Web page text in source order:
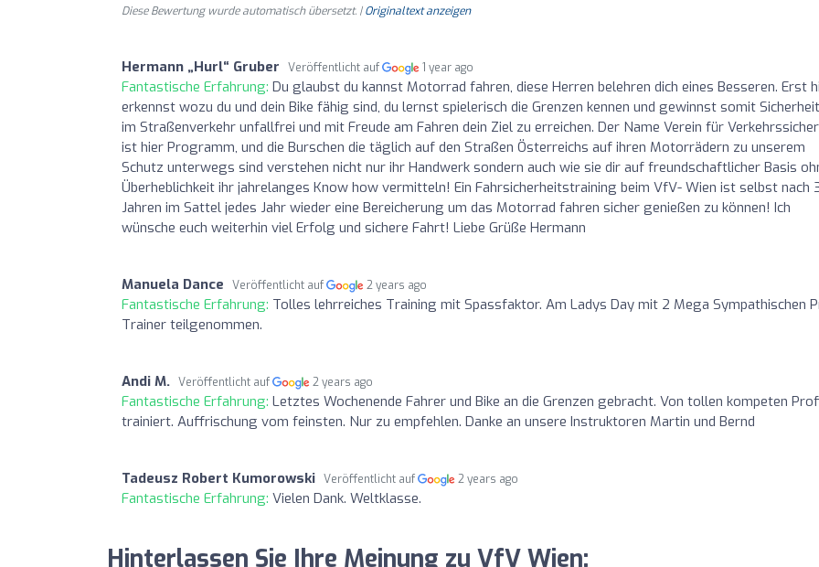
Diese Bewertung wurde automatisch übersetzt. |Originaltext anzeigen
Hermann „Hurl“ Gruber Veröffentlicht auf 1 year ago
Fantastische Erfahrung: Du glaubst du kannst Motorrad fahren, diese Herren belehren dich eines Besseren. Erst
erkennst wozu du und dein Bike fähig sind, du lernst spielerisch die Grenzen kennen und gewinnst somit
im Straßenverkehr unfallfrei und mit Freude am Fahren dein Ziel zu erreichen. Der Name Verein für
ist hier Programm, und die Burschen die täglich auf den Straßen Österreichs auf ihren Motorrädern zu unserem
Schutz unterwegs sind verstehen nicht nur ihr Handwerk sondern auch wie sie dir auf freundschaftlicher Basis
Überheblichkeit ihr jahrelanges Know how vermitteln! Ein Fahrsicherheitstraining beim VfV- Wien ist selbst nach
Jahren im Sattel jedes Jahr wieder eine Bereicherung um das Motorrad fahren sicher genießen zu können! Ich
wünsche euch weiterhin viel Erfolg und sichere Fahrt! Liebe Grüße Hermann
Manuela Dance Veröffentlicht auf 2 years ago
Fantastische Erfahrung: Tolles lehrreiches Training mit Spassfaktor. Am Ladys Day mit 2 Mega Sympathischen
Trainer teilgenommen.
Andi M. Veröffentlicht auf 2 years ago
Fantastische Erfahrung: Letztes Wochenende Fahrer und Bike an die Grenzen gebracht. Von tollen kompeten
trainiert. Auffrischung vom feinsten. Nur zu empfehlen. Danke an unsere Instruktoren Martin und Bernd
Tadeusz Robert Kumorowski Veröffentlicht auf 2 years ago
Fantastische Erfahrung: Vielen Dank. Weltklasse.
Hinterlassen Sie Ihre Meinung zu VfV Wien: